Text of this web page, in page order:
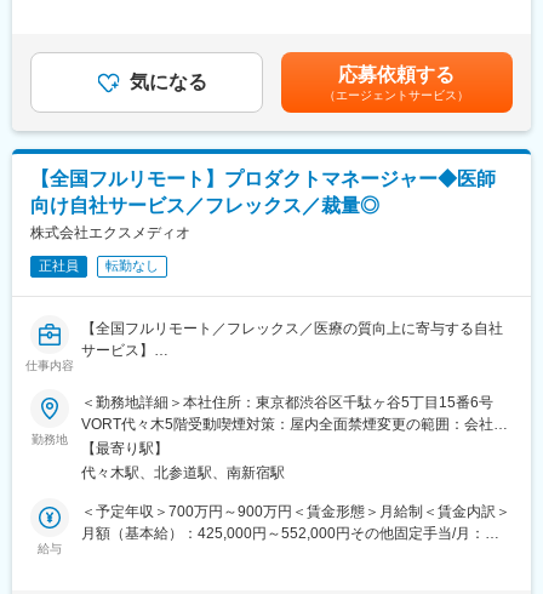
・クリニックスタッフの採用業務（面接など）
・受付スタッフの教育、指導、マネジメント
・本部会議への参加
・各種研修参加（年数回）
・各種トラブル対応（設備関連・クレーム）、改善対応
月に20日程度、管理している医院で勤務いたします。クリニック
の中心メンバー、将来のマネージャー候補として、ご活躍頂ける
方を募集いたします。
■勤務例：横浜のマネージャー候補の主な1日の流れ
↓
13時 昼休憩
14時 （川崎院へ移動、院責とのMTG等）
↓
16時 （上?である統括とMTG等）
↓
19時 帰宅
■当社について：
額であり、選考を通じて上下する可能性があります。月給(月額)は
固定手当を含めた表記です。
気になる 応募依頼する
（エージェントサービス）
【全国フルリモート】プロダクトマネージャー◆医師
向け自社サービス／フレックス／裁量◎
株式会社エクスメディオ
正社員 転勤なし
仕事内容
【全国フルリモート／フレックス／医療の質向上に寄与する自社
サービス】
■担当業務
「ヒポクラ」という医師専用のWebサービスのプロダクトマネー
ジャーをお任せします。
「ヒポクラ」：約75,000人以上の医師が参加する日本最大級の医
師専用SNS。医師が専門外の事象に遭遇した際に他の医師より知
見を得られるオンライン医局”として拡大中。
勤務地
＜勤務地詳細＞本社住所：東京都渋谷区千駄ヶ谷5丁目15番6号
VORT代々木5階受動喫煙対策：屋内全面禁煙変更の範囲：会社の
定める事業所（リモートワーク含む）
【最寄り駅】
代々木駅、北参道駅、南新宿駅
給与
＜予定年収＞700万円～900万円＜賃金形態＞月給制＜賃金内訳＞
月額（基本給）：425,000円～552,000円その他固定手当/月：